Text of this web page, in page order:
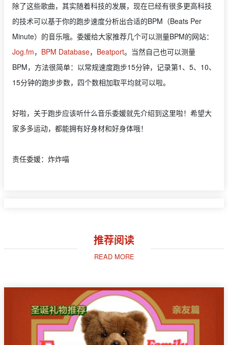
除了这些歌曲，其实随着科技的发展，现在已经有很多更高科技
的技术可以基于你的跑步速度分析出合适的BPM（Beats Per
Minute）的音乐哦。委媛给大家推荐几个可以测量BPM的网站：
Jog.fm， BPM Database， Beatport。当然自己也可以测量
BPM，方法很简单：以常规速度跑步15分钟，记录第1、5、10、
15分钟的跑步步数，四个数相加取平均就可以啦。
好啦，关于跑步应该听什么音乐委媛就先介绍到这里啦！希望大
家多多运动，都能拥有好身材和好身体哦！
责任委媛：炸炸喵
推荐阅读
READ MORE